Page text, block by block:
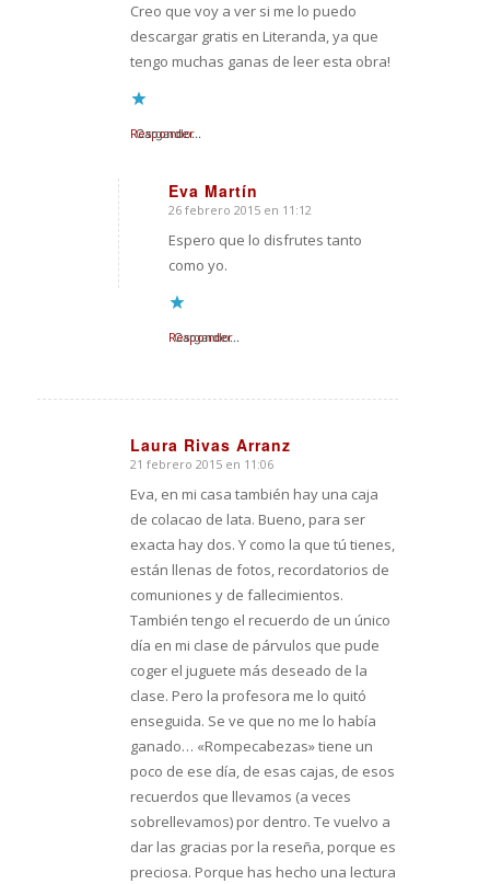
Creo que voy a ver si me lo puedo
descargar gratis en Literanda, ya que
tengo muchas ganas de leer esta obra!
Cargando...
Responder
Eva Martín
Dice:
26 febrero 2015 en 11:12
Espero que lo disfrutes tanto
como yo.
Cargando...
Responder
Laura Rivas Arranz
Dice:
21 febrero 2015 en 11:06
Eva, en mi casa también hay una caja
de colacao de lata. Bueno, para ser
exacta hay dos. Y como la que tú tienes,
están llenas de fotos, recordatorios de
comuniones y de fallecimientos.
También tengo el recuerdo de un único
día en mi clase de párvulos que pude
coger el juguete más deseado de la
clase. Pero la profesora me lo quitó
enseguida. Se ve que no me lo había
ganado… «Rompecabezas» tiene un
poco de ese día, de esas cajas, de esos
recuerdos que llevamos (a veces
sobrellevamos) por dentro. Te vuelvo a
dar las gracias por la reseña, porque es
preciosa. Porque has hecho una lectura